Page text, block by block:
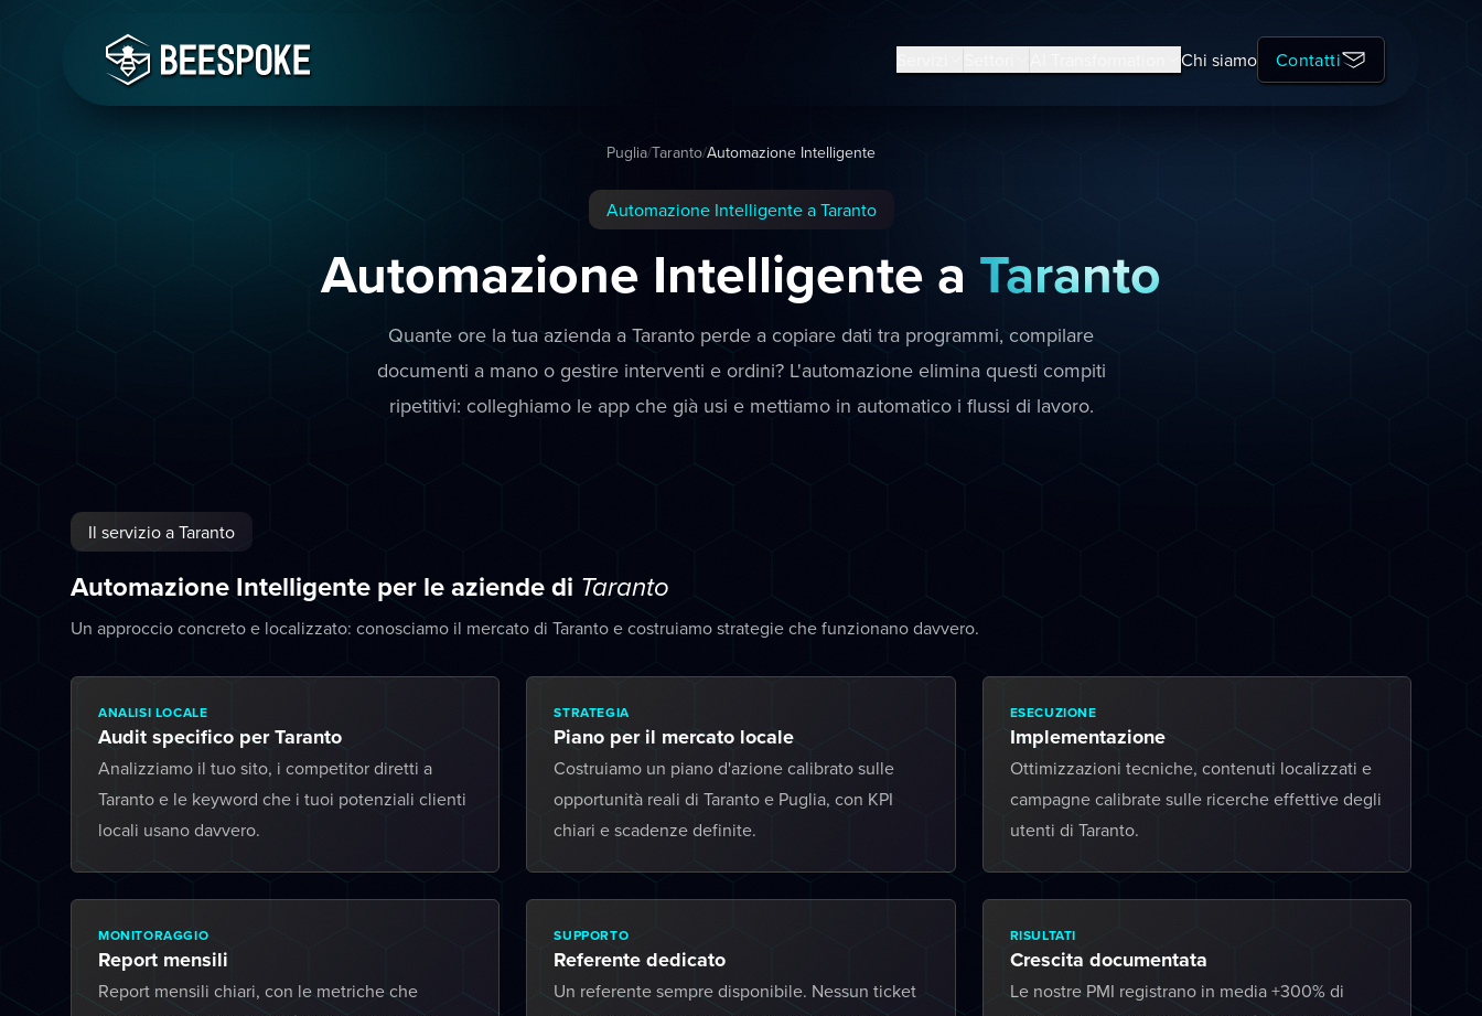
Chi siamo Contatti
Puglia/Taranto/Automazione Intelligente
Automazione Intelligente a Taranto
Automazione Intelligente a Taranto
Quante ore la tua azienda a Taranto perde a copiare dati tra programmi, compilare
documenti a mano o gestire interventi e ordini? L'automazione elimina questi compiti
ripetitivi: colleghiamo le app che già usi e mettiamo in automatico i flussi di lavoro.
Il servizio a Taranto
Automazione Intelligente per le aziende di Taranto
Un approccio concreto e localizzato: conosciamo il mercato di Taranto e costruiamo strategie che funzionano davvero.
ANALISI LOCALE
Audit specifico per Taranto
Analizziamo il tuo sito, i competitor diretti a
Taranto e le keyword che i tuoi potenziali clienti
locali usano davvero.
STRATEGIA
Piano per il mercato locale
Costruiamo un piano d'azione calibrato sulle
opportunità reali di Taranto e Puglia, con KPI
chiari e scadenze definite.
ESECUZIONE
Implementazione
Ottimizzazioni tecniche, contenuti localizzati e
campagne calibrate sulle ricerche effettive degli
utenti di Taranto.
MONITORAGGIO
Report mensili
Report mensili chiari, con le metriche che
SUPPORTO
Referente dedicato
Un referente sempre disponibile. Nessun ticket
RISULTATI
Crescita documentata
Le nostre PMI registrano in media +300% di